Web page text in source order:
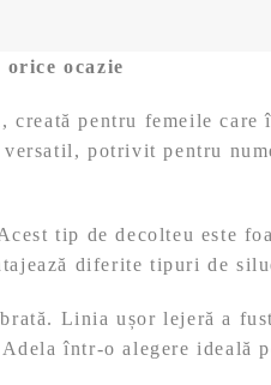
ocazie
pentru femeile
potrivit pentru
tip de decolteu este
diferite tipuri de
Linia ușor lejeră a
într-o alegere ideală